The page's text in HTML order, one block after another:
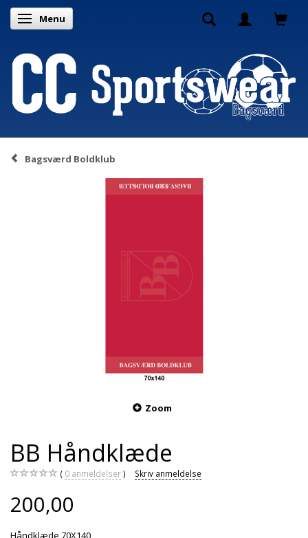
Skifte navigation
Menu
Bagsværd Boldklub
Zoom
BB Håndklæde
0 anmeldelser Skriv anmeldelse
200,00